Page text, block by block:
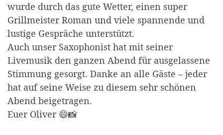
wurde durch das gute Wetter, einen super
Grillmeister Roman und viele spannende und
lustige Gespräche unterstützt.
Auch unser Saxophonist hat mit seiner
Livemusik den ganzen Abend für ausgelassene
Stimmung gesorgt. Danke an alle Gäste – jeder
hat auf seine Weise zu diesem sehr schönen
Abend beigetragen.
Euer Oliver 😄📸